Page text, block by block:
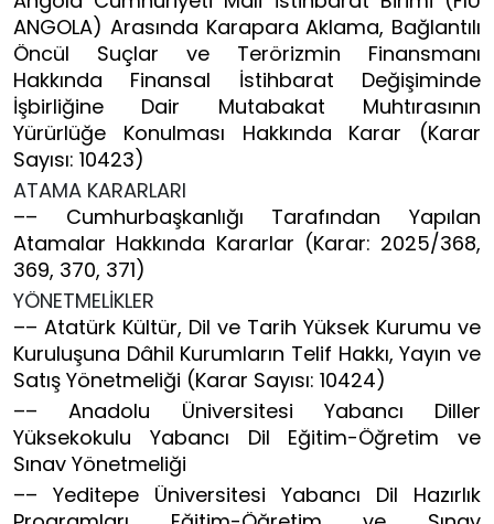
ANGOLA) Arasında Karapara Aklama, Bağlantılı
Öncül Suçlar ve Terörizmin Finansmanı
Hakkında Finansal İstihbarat Değişiminde
İşbirliğine Dair Mutabakat Muhtırasının
Yürürlüğe Konulması Hakkında Karar (Karar
Sayısı: 10423)
ATAMA KARARLARI
–– Cumhurbaşkanlığı Tarafından Yapılan
Atamalar Hakkında Kararlar (Karar: 2025/368,
369, 370, 371)
YÖNETMELİKLER
–– Atatürk Kültür, Dil ve Tarih Yüksek Kurumu ve
Kuruluşuna Dâhil Kurumların Telif Hakkı, Yayın ve
Satış Yönetmeliği (Karar Sayısı: 10424)
–– Anadolu Üniversitesi Yabancı Diller
Yüksekokulu Yabancı Dil Eğitim-Öğretim ve
Sınav Yönetmeliği
–– Yeditepe Üniversitesi Yabancı Dil Hazırlık